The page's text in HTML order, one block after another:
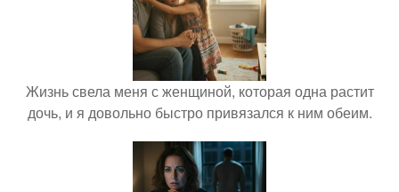
Жизнь свела меня с женщиной, которая одна растит
дочь, и я довольно быстро привязался к ним обеим.